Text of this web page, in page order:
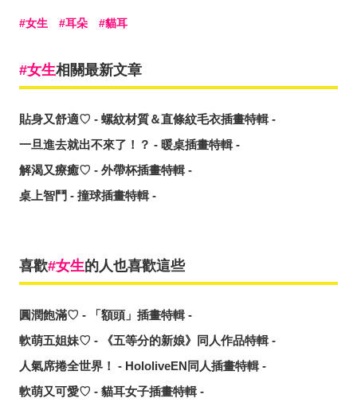
女生 耳朵 貓耳
女生相關最新文章
貼身又舒適♡ - 螺紋材質＆直條紋毛衣插畫特輯 -
一旦進去就出不來了！？ - 暖桌插畫特輯 -
解渴又療癒♡ - 外帶杯插畫特輯 -
桌上智鬥 - 撞球插畫特輯 -
喜歡 女生的人也喜歡這些
圓潤飽滿♡ - 「額頭」插畫特輯 -
軟萌五姐妹♡ - 《五等分的新娘》同人作品特輯 -
人氣席捲全世界！ - HololiveEN同人插畫特輯 -
軟萌又可愛♡ - 貓耳女子插畫特輯 -